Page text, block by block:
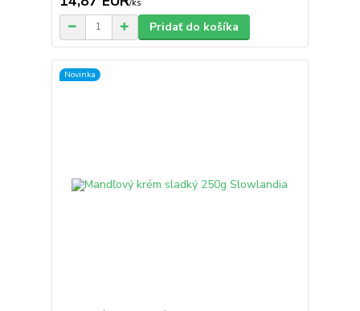
/ks
Pridať do košíka
Novinka